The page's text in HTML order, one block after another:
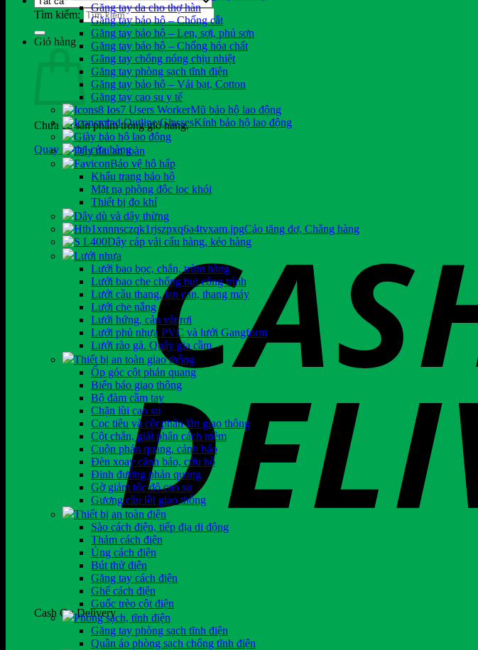
Tìm kiếm:
Giỏ hàng
Chưa có sản phẩm trong giỏ hàng.
Quay trở lại cửa hàng
Cash On Delivery
Găng tay da cho thợ hàn
Găng tay bảo hộ – Chống cắt
Găng tay bảo hộ – Len, sợi, phủ sơn
Găng tay bảo hộ – Chống hóa chất
Găng tay chống nóng chịu nhiệt
Găng tay phòng sạch tĩnh điện
Găng tay bảo hộ – Vải bạt, Cotton
Găng tay cao su y tế
Mũ bảo hộ lao động
Kính bảo hộ lao động
Giày bảo hộ lao động
Dây đai an toàn
Bảo vệ hô hấp
Khẩu trang bảo hộ
Mặt nạ phòng độc lọc khói
Thiết bị đo khí
Dây dù và dây thừng
Cảo tăng đơ, Chằng hàng
Dây cáp vải cẩu hàng, kéo hàng
Lưới nhựa
Lưới bao bọc, chắn, trùm hàng
Lưới bao che chống bụi công trình
Lưới cầu thang, lan can, thang máy
Lưới che nắng
Lưới hứng, cản vật rơi
Lưới phủ nhựa PVC và lưới Gangform
Lưới rào gà. Quây gia cầm
Thiết bị an toàn giao thông
Ốp góc cột phản quang
Biển báo giao thông
Bộ đàm cầm tay
Chặn lùi cao su
Cọc tiêu và cột phân làn giao thông
Cột chắn, giải phân cách mềm
Cuộn phản quang, cảnh báo
Đèn xoay cảnh báo, cứu hộ
Đinh đường phản quang
Gờ giảm tốc độ cao su
Gương cầu lồi giao thông
Thiết bị an toàn điện
Sào cách điện, tiếp địa di động
Thảm cách điện
Ủng cách điện
Bút thử điện
Găng tay cách điện
Ghế cách điện
Guốc trèo cột điện
Phòng sạch, tĩnh điện
Găng tay phòng sạch tĩnh điện
Quần áo phòng sạch chống tĩnh điện